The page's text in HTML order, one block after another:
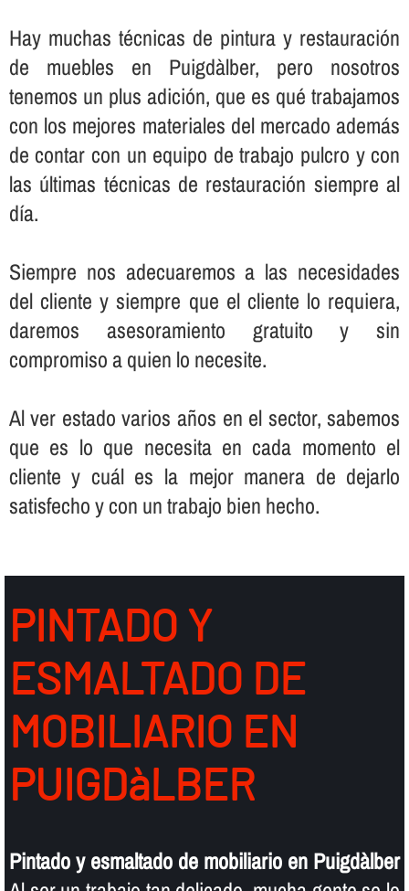
Hay muchas técnicas de pintura y restauración
de muebles en Puigdàlber, pero nosotros
tenemos un plus adición, que es qué trabajamos
con los mejores materiales del mercado además
de contar con un equipo de trabajo pulcro y con
las últimas técnicas de restauración siempre al
dí­a.
Siempre nos adecuaremos a las necesidades
del cliente y siempre que el cliente lo requiera,
daremos asesoramiento gratuito y sin
compromiso a quien lo necesite.
Al ver estado varios años en el sector, sabemos
que es lo que necesita en cada momento el
cliente y cuál es la mejor manera de dejarlo
satisfecho y con un trabajo bien hecho.
PINTADO Y
ESMALTADO DE
MOBILIARIO EN
PUIGDàLBER
Pintado y esmaltado de mobiliario en Puigdàlber